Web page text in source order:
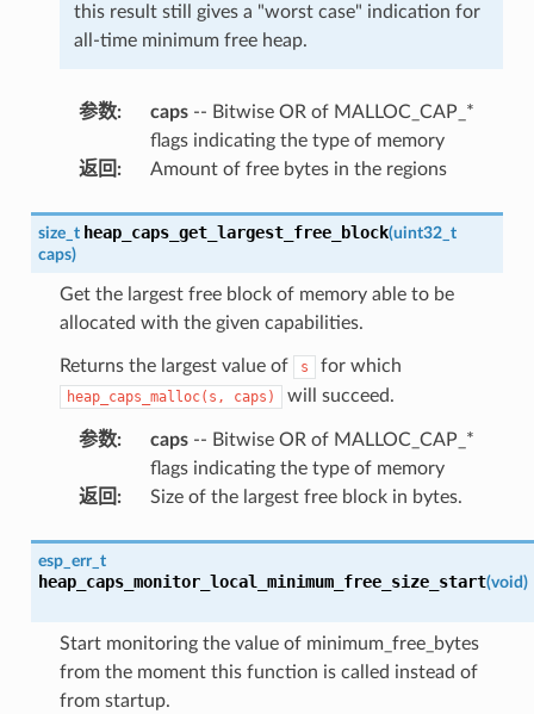
this result still gives a "worst case" indication for
all-time minimum free heap.
参数: caps-- Bitwise OR of MALLOC_CAP_*
flags indicating the type of memory
返回 : Amount of free bytes in the regions
size_t heap_caps_get_largest_free_block(uint32_t
caps)
Get the largest free block of memory able to be
allocated with the given capabilities.
Returns the largest value of s for which
heap_caps_malloc(s, caps) will succeed.
参数: caps-- Bitwise OR of MALLOC_CAP_*
flags indicating the type of memory
返回 : Size of the largest free block in bytes.
esp_err_t
heap_caps_monitor_local_minimum_free_size_start(void)
Start monitoring the value of minimum_free_bytes
from the moment this function is called instead of
from startup.